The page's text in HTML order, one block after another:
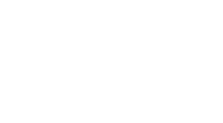
з різних екзотичних матеріалів.